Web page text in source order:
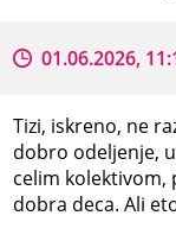
01.06.2026,
Tizi, iskreno, ne
dobro odeljenje,
celim kolektivom,
dobra deca. Ali